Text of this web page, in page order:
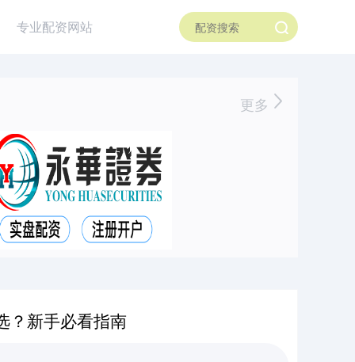
专业配资网站
更多
？新手必看指南